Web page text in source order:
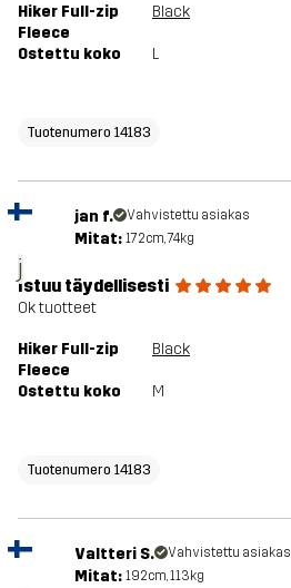
Hiker Full-zip
Fleece
Black
Ostettu koko L
Tuotenumero 14183
j
jan f. Vahvistettu asiakas
Mitat: 172cm, 74kg
Istuu täydellisesti
Ok tuotteet
Hiker Full-zip
Fleece
Black
Ostettu koko M
Tuotenumero 14183
Valtteri S. Vahvistettu asiakas
Mitat: 192cm, 113kg